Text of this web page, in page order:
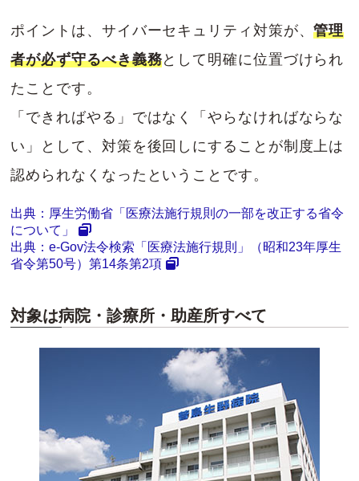
ポイントは、サイバーセキュリティ対策が、管理
者が必ず守るべき義務として明確に位置づけられ
たことです。
「できればやる」ではなく「やらなければならな
い」として、対策を後回しにすることが制度上は
認められなくなったということです。
出典：厚生労働省「医療法施行規則の一部を改正する省令
について」
出典：e-Gov法令検索「医療法施行規則」（昭和23年厚生
省令第50号）第14条第2項
対象は病院・診療所・助産所すべて